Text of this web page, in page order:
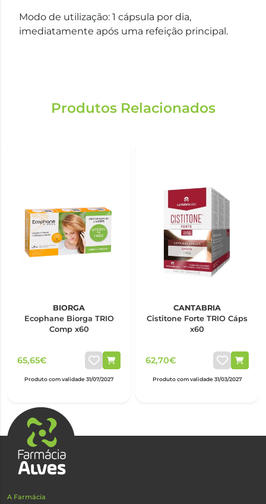
Modo de utilização: 1 cápsula por dia,
imediatamente após uma refeição principal.
Produtos Relacionados
BIORGA
Ecophane Biorga TRIO
Comp x60
65,65€
Produto com validade 31/07/2027
CANTABRIA
Cistitone Forte TRIO Cáps
x60
62,70€
Produto com validade 31/03/2027
A Farmácia